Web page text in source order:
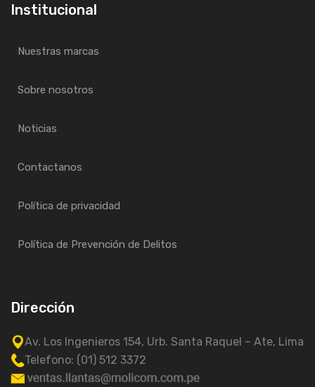
Institucional
Nuestras marcas
Sobre nosotros
Noticias
Contactanos
Política de privacidad
Política de Prevención de Delitos
Dirección
Av. Los Ingenieros 154, Urb. Santa Raquel – Ate, Lima
Telefono: (01) 512 3372